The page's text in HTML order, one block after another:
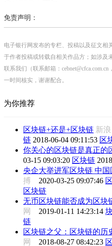
免责声明：
电子银行网发布的专栏、投稿以及征文相
于作者投稿或转载自相关作品方；如涉及
联系我们（联系邮箱：
一时间核实，谢谢配合。
为你推荐
区块链+还是+区块链 新
链 2018-06-04 09:11:53 区
你关心的区块链是真正的
03-15 09:03:20 区块链
央企大举进军区块链 中
搏 2020-03-25 09:07:46
区块链
无币区块链能否成为区块
网 2019-01-11 14:23:14
链
区块链之父：区块链的历
网 2018-08-27 08:42:23